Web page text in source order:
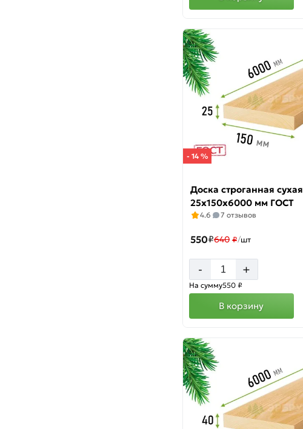
- 14 %
Доска строганная сухая
25х150х6000 мм ГОСТ
4.6 7 отзывов
550₽640 ₽/шт
- +
На сумму550 ₽
В корзину